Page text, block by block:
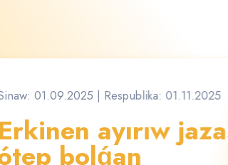
01.09.2025 | Respublika: 01.11.2025
Erkinen ayırıw
bolǵan